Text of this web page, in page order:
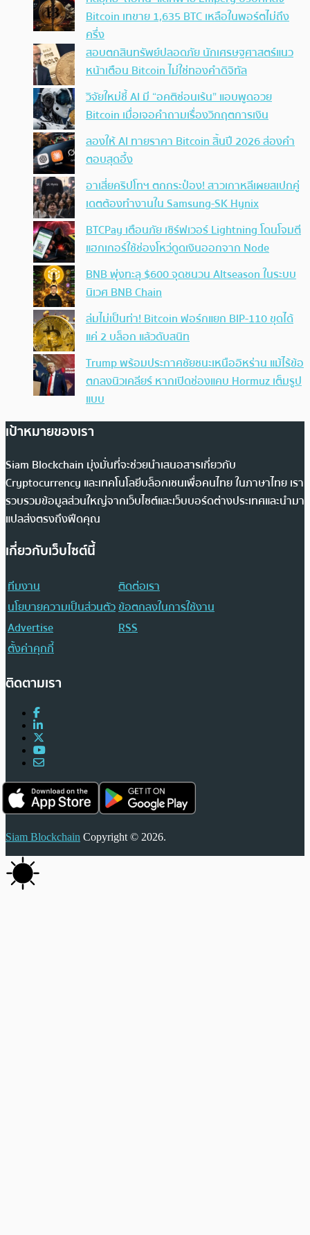
Bitcoin เทขาย 1,635 BTC เหลือในพอร์ตไม่ถึง
ครึ่ง
สอบตกสินทรัพย์ปลอดภัย นักเศรษฐศาสตร์แนว
หน้าเตือน Bitcoin ไม่ใช่ทองคำดิจิทัล
วิจัยใหม่ชี้ AI มี “อคติซ่อนเร้น” แอบพูดอวย
Bitcoin เมื่อเจอคำถามเรื่องวิกฤตการเงิน
ลองให้ AI ทายราคา Bitcoin สิ้นปี 2026 ส่องคำ
ตอบสุดอึ้ง
อาเสี่ยคริปโทฯ ตกกระป๋อง! สาวเกาหลีเผยสเปกคู่
เดตต้องทำงานใน Samsung-SK Hynix
BTCPay เตือนภัย เซิร์ฟเวอร์ Lightning โดนโจมตี
แฮกเกอร์ใช้ช่องโหว่ดูดเงินออกจาก Node
BNB พุ่งทะลุ $600 จุดชนวน Altseason ในระบบ
นิเวศ BNB Chain
ล่มไม่เป็นท่า! Bitcoin ฟอร์กแยก BIP-110 ขุดได้
แค่ 2 บล็อก แล้วดับสนิท
Trump พร้อมประกาศชัยชนะเหนืออิหร่าน แม้ไร้ข้อ
ตกลงนิวเคลียร์ หากเปิดช่องแคบ Hormuz เต็มรูป
แบบ
เป้าหมายของเรา
Siam Blockchain มุ่งมั่นที่จะช่วยนำเสนอสารเกี่ยวกับ
Cryptocurrency และเทคโนโลยีบล็อกเชนเพื่อคนไทย ในภาษาไทย เรา
รวบรวมข้อมูลส่วนใหญ่จากเว็บไซต์และเว็บบอร์ดต่างประเทศและนำมา
แปลส่งตรงถึงฟีดคุณ
เกี่ยวกับเว็บไซต์นี้
ทีมงาน
ติดต่อเรา
นโยบายความเป็นส่วนตัวข้อตกลงในการใช้งาน
Advertise
RSS
ตั้งค่าคุกกี้
ติดตามเรา
Siam Blockchain Copyright © 2026.